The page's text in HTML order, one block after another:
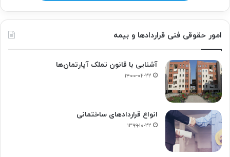
امور حقوقی فنی قراردادها و بیمه
آشنایی با قانون تملک آپارتمان‌ها
۱۴۰۰-۰۲-۲۲
انواع قراردادهای ساختمانی
۱۳۹۹-۱۰-۲۲